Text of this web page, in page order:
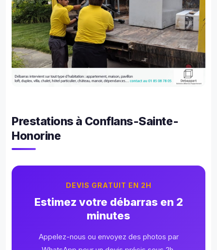
Prestations à Conflans-Sainte-
Honorine
DEVIS GRATUIT EN 2H
Estimez votre débarras en 2
minutes
Appelez-nous ou envoyez des photos par